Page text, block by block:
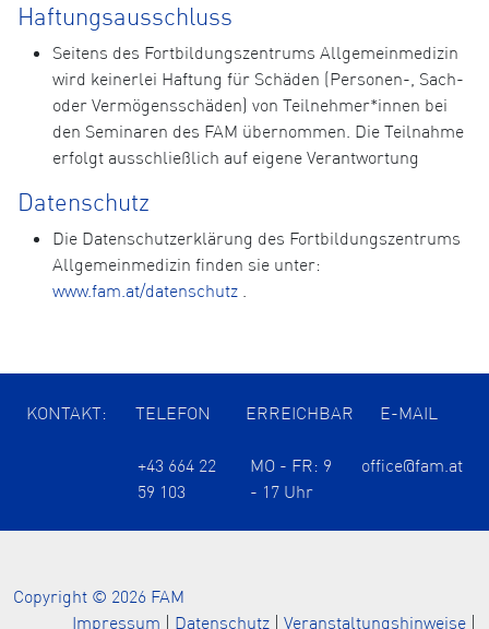
Haftungsausschluss
Seitens des Fortbildungszentrums Allgemeinmedizin
wird keinerlei Haftung für Schäden (Personen-, Sach-
oder Vermögensschäden) von Teilnehmer*innen bei
den Seminaren des FAM übernommen. Die Teilnahme
erfolgt ausschließlich auf eigene Verantwortung
Datenschutz
Die Datenschutzerklärung des Fortbildungszentrums
Allgemeinmedizin finden sie unter:
www.fam.at/datenschutz .
KONTAKT: TELEFON ERREICHBAR E-MAIL
+43 664 22
59 103
MO - FR: 9
- 17 Uhr
office@fam.at
Copyright © 2026 FAM
Impressum
Datenschutz Veranstaltungshinweise